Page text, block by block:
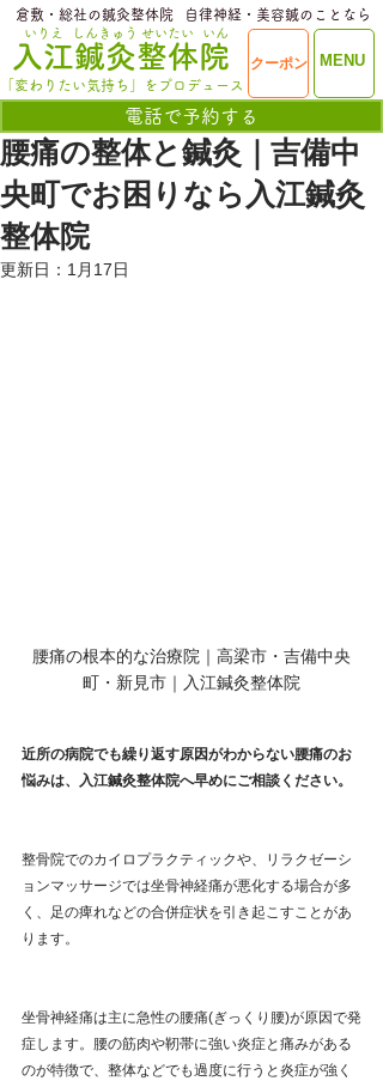
ME
​入江鍼灸整体院
いりえ
MENU
クーポン
電話で予約する
せいたい
しんきゅう いん
「変わりたい気持ち」をプロデュース
​倉敷・総社の鍼灸整体院 ​自律神経・美容鍼のことなら
腰痛の整体と鍼灸｜吉備中
央町でお困りなら入江鍼灸
整体院
更新日： 1月17日
腰痛の根本的な治療院｜高梁市・吉備中央
町・新見市｜入江鍼灸整体院
近所の病院でも繰り返す原因がわからない腰痛のお
悩みは、入江鍼灸整体院へ早めにご相談ください。
整骨院でのカイロプラクティックや、リラクゼーシ
ョンマッサージでは坐骨神経痛が悪化する場合が多
く、足の痺れなどの合併症状を引き起こすことがあ
ります。
坐骨神経痛は主に急性の腰痛(ぎっくり腰)が原因で発
症します。腰の筋肉や靭帯に強い炎症と痛みがある
のが特徴で、整体などでも過度に行うと炎症が強く